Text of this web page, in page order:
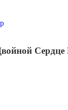
Сердце